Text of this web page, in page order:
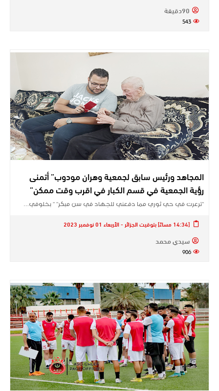
90دقيقة
543
المجاهد ورئيس سابق لجمعية وهران مودوب” أتمنى
رؤية الجمعية في قسم الكبار في اقرب وقت ممكن”
“ترعرت في حي ثوري مما دفعني للجهاد في سن مبكر” ” بخلوفي…
[14:34 مساءً] بتوقيت الجزائر - الأربعاء 01 نوفمبر 2023
سيدي محمد
906